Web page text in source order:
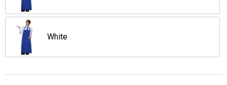
Opvouwbare tassen
Waterbestendige tassen
Bowlingtassen
White